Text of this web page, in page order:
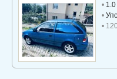
• 1.0
•
•